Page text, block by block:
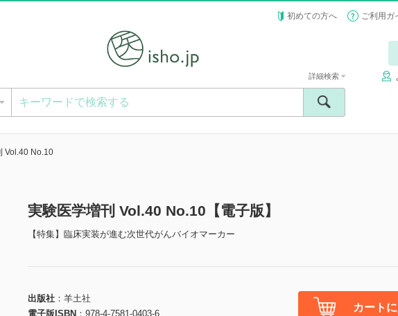
初めての方へ ご利用ガ
詳細検索
Vol.40 No.10
実験医学増刊 Vol.40 No.10【電子版】
【特集】臨床実装が進む次世代がんバイオマーカー
出版社
羊土社
電子版ISBN
978-4-7581-0403-6
カート